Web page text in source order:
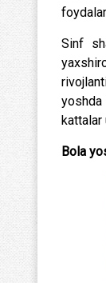
Sinf
yoshda
kattalar
Bola